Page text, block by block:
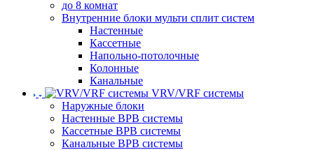
до 8 комнат
Внутренние блоки мульти сплит систем
Настенные
Кассетные
Напольно-потолочные
Колонные
Канальные
VRV/VRF системы
Наружные блоки
Настенные ВРВ системы
Кассетные ВРВ системы
Канальные ВРВ системы